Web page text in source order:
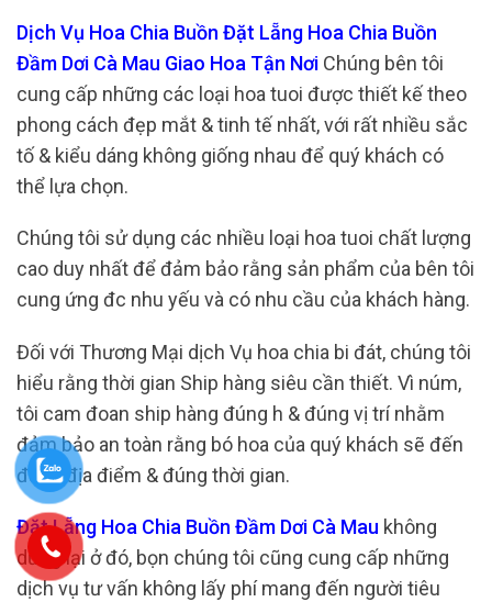
Dịch Vụ Hoa Chia Buồn Đặt Lẵng Hoa Chia Buồn
Đầm Dơi Cà Mau Giao Hoa Tận Nơi Chúng bên tôi
cung cấp những các loại hoa tuoi được thiết kế theo
phong cách đẹp mắt & tinh tế nhất, với rất nhiều sắc
tố & kiểu dáng không giống nhau để quý khách có
thể lựa chọn.
Chúng tôi sử dụng các nhiều loại hoa tuoi chất lượng
cao duy nhất để đảm bảo rằng sản phẩm của bên tôi
cung ứng đc nhu yếu và có nhu cầu của khách hàng.
Đối với Thương Mại dịch Vụ hoa chia bi đát, chúng tôi
hiểu rằng thời gian Ship hàng siêu cần thiết. Vì núm,
tôi cam đoan ship hàng đúng h & đúng vị trí nhằm
đảm bảo an toàn rằng bó hoa của quý khách sẽ đến
đúng địa điểm & đúng thời gian.
Đặt Lẵng Hoa Chia Buồn Đầm Dơi Cà Mau không
dừng lại ở đó, bọn chúng tôi cũng cung cấp những
dịch vụ tư vấn không lấy phí mang đến người tiêu